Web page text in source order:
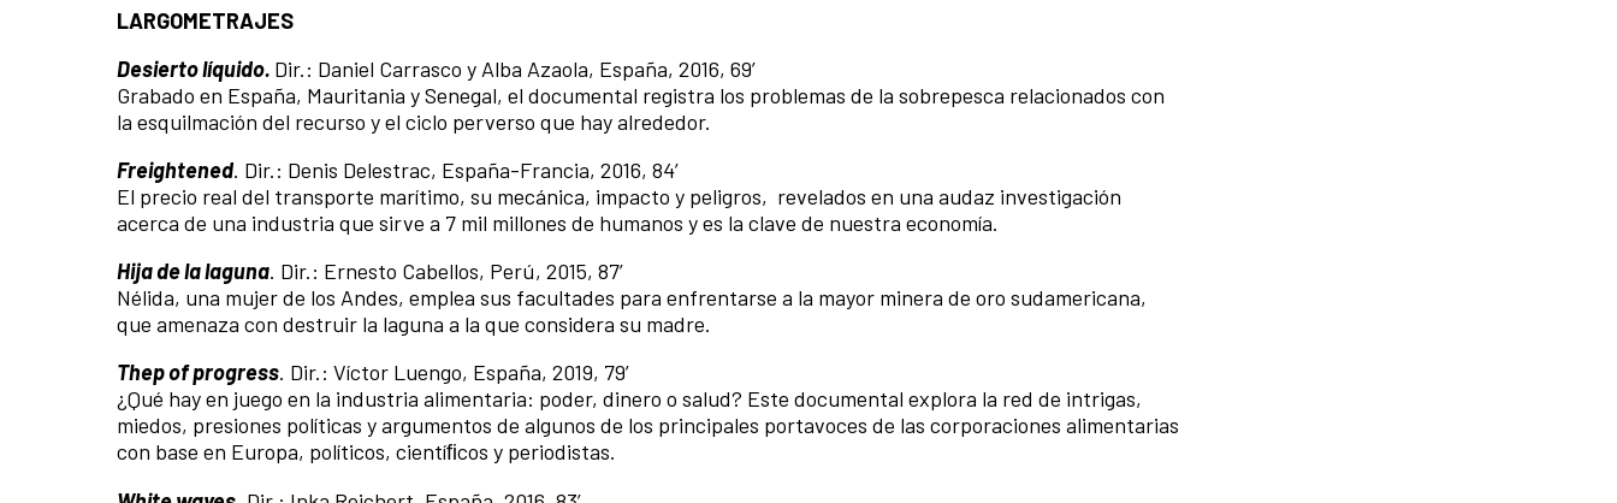
LARGOMETRAJES
Desierto líquido. Dir.: Daniel Carrasco y Alba Azaola, España, 2016, 69’
Grabado en España, Mauritania y Senegal, el documental registra los problemas de la sobrepesca relacionados con
la esquilmación del recurso y el ciclo perverso que hay alrededor.
Freightened. Dir.: Denis Delestrac, España-Francia, 2016, 84’
El precio real del transporte marítimo, su mecánica, impacto y peligros, revelados en una audaz investigación
acerca de una industria que sirve a 7 mil millones de humanos y es la clave de nuestra economía.
Hija de la laguna. Dir.: Ernesto Cabellos, Perú, 2015, 87’
Nélida, una mujer de los Andes, emplea sus facultades para enfrentarse a la mayor minera de oro sudamericana,
que amenaza con destruir la laguna a la que considera su madre.
Thep of progress. Dir.: Víctor Luengo, España, 2019, 79’
¿Qué hay en juego en la industria alimentaria: poder, dinero o salud? Este documental explora la red de intrigas,
miedos, presiones políticas y argumentos de algunos de los principales portavoces de las corporaciones alimentarias
con base en Europa, políticos, cientíﬁcos y periodistas.